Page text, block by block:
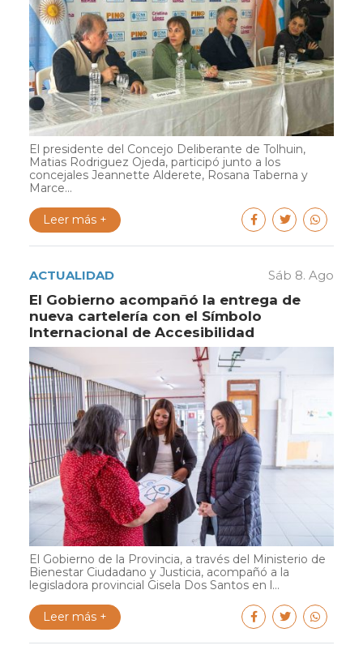
El presidente del Concejo Deliberante de Tolhuin,
Matias Rodriguez Ojeda, participó junto a los
concejales Jeannette Alderete, Rosana Taberna y
Marce...
Leer más +
ACTUALIDAD Sáb 8. Ago
El Gobierno acompañó la entrega de
nueva cartelería con el Símbolo
Internacional de Accesibilidad
El Gobierno de la Provincia, a través del Ministerio de
Bienestar Ciudadano y Justicia, acompañó a la
legisladora provincial Gisela Dos Santos en l...
Leer más +